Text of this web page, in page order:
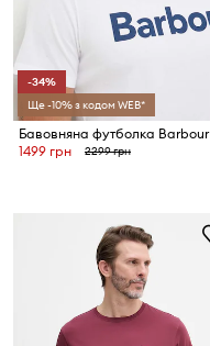
-34%
Ще -10% з кодом WEB*
Бавовняна футболка Barbour
1499 грн
2299 грн